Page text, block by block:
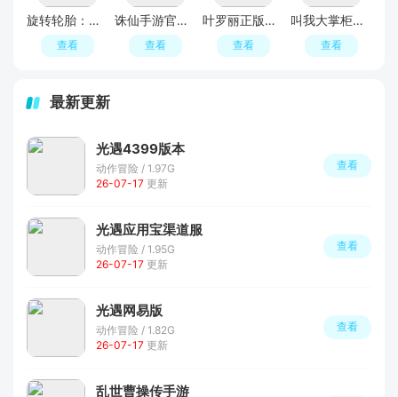
旋转轮胎：泥泞奔驰
查看
诛仙手游官服官网
查看
叶罗丽正版手游
查看
叫我大掌柜赚米游戏
查看
最新更新
光遇4399版本
动作冒险 / 1.97G
26-07-17 更新
查看
光遇应用宝渠道服
动作冒险 / 1.95G
26-07-17 更新
查看
光遇网易版
动作冒险 / 1.82G
26-07-17 更新
查看
乱世曹操传手游